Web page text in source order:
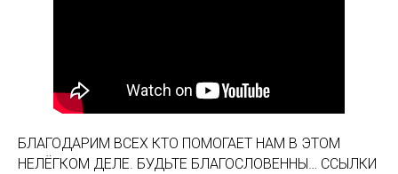
БЛАГОДАРИМ ВСЕХ КТО ПОМОГАЕТ НАМ В ЭТОМ
НЕЛЁГКОМ ДЕЛЕ. БУДЬТЕ БЛАГОСЛОВЕННЫ… ССЫЛКИ